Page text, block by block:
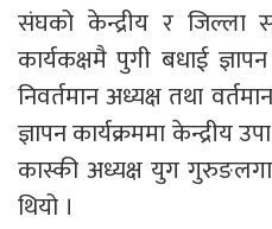
संघको केन्द्रीय र
कार्यकक्षमै पुगी बधाई
निवर्तमान अध्यक्ष तथा
ज्ञापन कार्यक्रममा केन्द्रीय
कास्की अध्यक्ष युग
थियो ।